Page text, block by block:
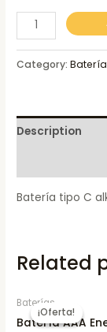
Category:
Description
Batería tipo C
Related
¡Oferta!
¡Oferta!
Baterías
Batería AAA